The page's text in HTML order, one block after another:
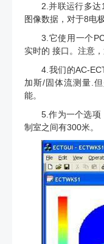
2.并联运行多
图像数据，对于8电
3.它使用一个
实时的 接口。注意
4.我们的AC-
加斯/固体流测量.
能。
5.作为一个选项
制室之间有300米。